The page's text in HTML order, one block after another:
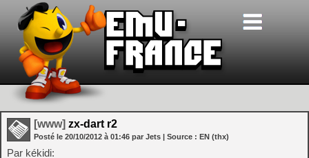
[www] zx-dart r2
Posté le 20/10/2012 à 01:46 par Jets | Source : EN (thx)
Par kékidi: